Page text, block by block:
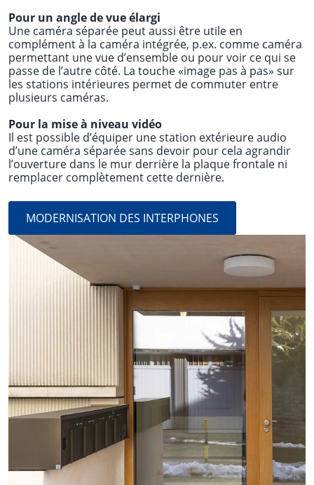
Pour un angle de vue élargi
Une caméra séparée peut aussi être utile en
complément à la caméra intégrée, p.ex. comme caméra
permettant une vue d’ensemble ou pour voir ce qui se
passe de l’autre côté. La touche «image pas à pas» sur
les stations intérieures permet de commuter entre
plusieurs caméras.
Pour la mise à niveau vidéo
Il est possible d’équiper une station extérieure audio
d’une caméra séparée sans devoir pour cela agrandir
l’ouverture dans le mur derrière la plaque frontale ni
remplacer complètement cette dernière.
MODERNISATION DES INTERPHONES